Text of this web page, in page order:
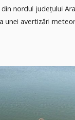
nordul județului
unei avertizări